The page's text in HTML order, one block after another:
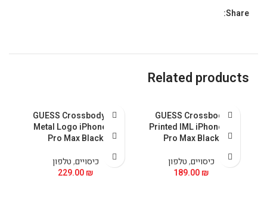
Share:
Related products
GUESS Crossbody
Printed IML iPhone 15
Pro Max Black
כיסויים,טלפון
189.00₪
GUESS Crossbody PU
Metal Logo iPhone 15
Pro Max Black
כיסויים,טלפון
229.00₪